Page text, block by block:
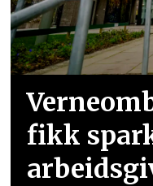
fikk